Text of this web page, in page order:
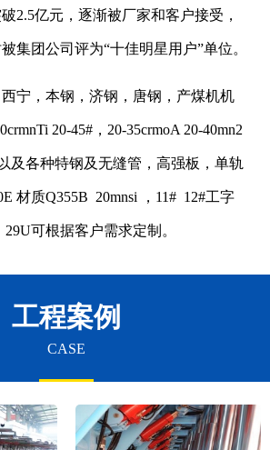
2.5亿元，逐渐被厂家和客户接受，
集团公司评为“十佳明星用户”单位。
宁，本钢，济钢，唐钢，产煤机机
20-45#，20-35crmoA 20-40mn2
及各种特钢及无缝管，高强板，单轨
材质Q355B 20mnsi ，11# 12#工字
可根据客户需求定制。
工程案例
CASE